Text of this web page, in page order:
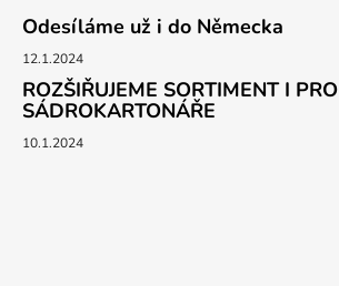
Odesíláme už i do Německa
12.1.2024
ROZŠIŘUJEME SORTIMENT I PRO
SÁDROKARTONÁŘE
10.1.2024